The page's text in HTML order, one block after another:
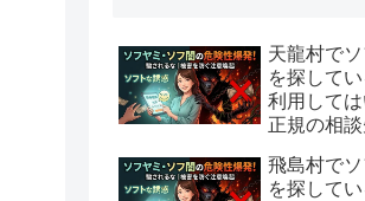
天龍村で
を探して
利用して
正規の相
飛島村で
を探して